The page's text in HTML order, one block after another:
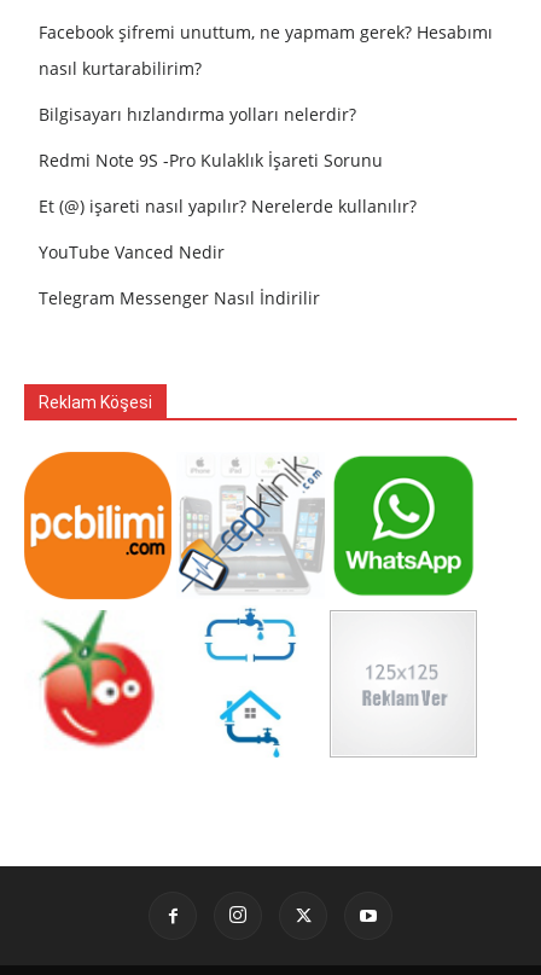
Facebook şifremi unuttum, ne yapmam gerek? Hesabımı
nasıl kurtarabilirim?
Bilgisayarı hızlandırma yolları nelerdir?
Redmi Note 9S -Pro Kulaklık İşareti Sorunu
Et (@) işareti nasıl yapılır? Nerelerde kullanılır?
YouTube Vanced Nedir
Telegram Messenger Nasıl İndirilir
Reklam Köşesi